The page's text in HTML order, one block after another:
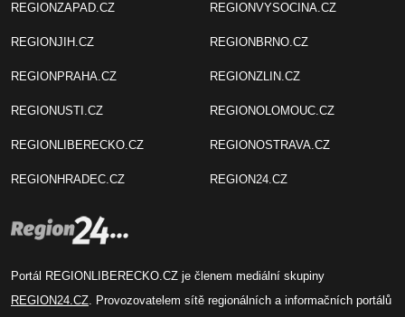
REGIONZAPAD.CZ
REGIONJIH.CZ
REGIONPRAHA.CZ
REGIONUSTI.CZ
REGIONLIBERECKO.CZ
REGIONHRADEC.CZ
REGIONVYSOCINA.CZ
REGIONBRNO.CZ
REGIONZLIN.CZ
REGIONOLOMOUC.CZ
REGIONOSTRAVA.CZ
REGION24.CZ
Portál REGIONLIBERECKO.CZ je členem mediální skupiny
REGION24.CZ. Provozovatelem sítě regionálních a informačních portálů